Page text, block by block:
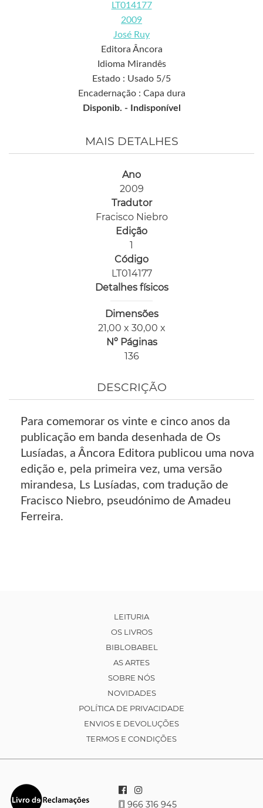
LT014177
2009
José Ruy
Editora Âncora
Idioma Mirandês
Estado : Usado 5/5
Encadernação : Capa dura
Disponib. -
Indisponível
MAIS DETALHES
Ano
2009
Tradutor
Fracisco Niebro
Edição
1
Código
LT014177
Detalhes físicos
Dimensões
21,00 x 30,00 x
Nº Páginas
136
DESCRIÇÃO
Para comemorar os vinte e cinco anos da
publicação em banda desenhada de Os
Lusíadas, a Âncora Editora publicou uma nova
edição e, pela primeira vez, uma versão
mirandesa, Ls Lusíadas, com tradução de
Fracisco Niebro, pseudónimo de Amadeu
Ferreira.
LEITURIA
OS LIVROS
BIBLOBABEL
AS ARTES
SOBRE NÓS
NOVIDADES
POLÍTICA DE PRIVACIDADE
ENVIOS E DEVOLUÇÕES
TERMOS E CONDIÇÕES
966 316 945